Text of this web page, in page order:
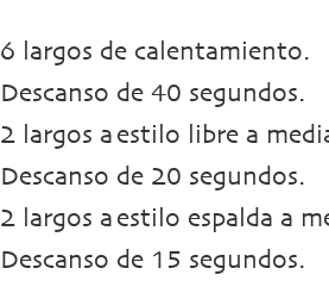
6 largos de calentamiento.
Descanso de 40 segundos.
2 largos a estilo libre a
Descanso de 20 segundos.
2 largos a estilo espalda a
Descanso de 15 segundos.